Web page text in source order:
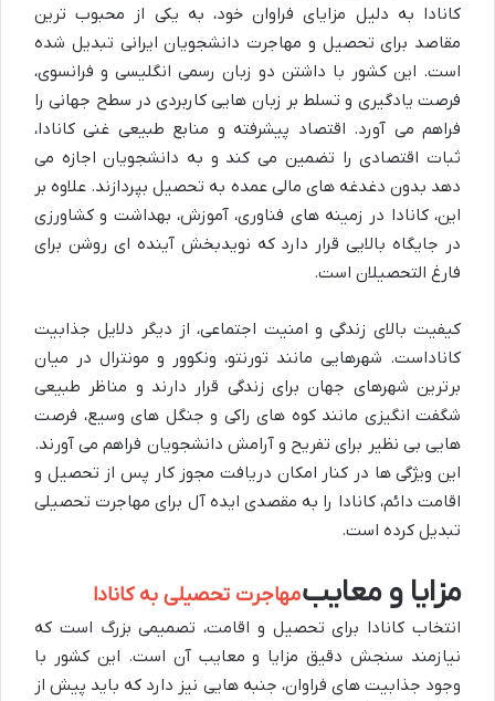
کانادا به دلیل مزایای فراوان خود، به یکی از محبوب ترین
مقاصد برای تحصیل و مهاجرت دانشجویان ایرانی تبدیل شده
است. این کشور با داشتن دو زبان رسمی انگلیسی و فرانسوی،
فرصت یادگیری و تسلط بر زبان هایی کاربردی در سطح جهانی را
فراهم می آورد. اقتصاد پیشرفته و منابع طبیعی غنی کانادا،
ثبات اقتصادی را تضمین می کند و به دانشجویان اجازه می
دهد بدون دغدغه های مالی عمده به تحصیل بپردازند. علاوه بر
این، کانادا در زمینه های فناوری، آموزش، بهداشت و کشاورزی
در جایگاه بالایی قرار دارد که نویدبخش آینده ای روشن برای
فارغ التحصیلان است.
کیفیت بالای زندگی و امنیت اجتماعی، از دیگر دلایل جذابیت
کاناداست. شهرهایی مانند تورنتو، ونکوور و مونترال در میان
برترین شهرهای جهان برای زندگی قرار دارند و مناظر طبیعی
شگفت انگیزی مانند کوه های راکی و جنگل های وسیع، فرصت
هایی بی نظیر برای تفریح و آرامش دانشجویان فراهم می آورند.
این ویژگی ها در کنار امکان دریافت مجوز کار پس از تحصیل و
اقامت دائم، کانادا را به مقصدی ایده آل برای مهاجرت تحصیلی
تبدیل کرده است.
مزایا و معایبمهاجرت تحصیلی به کانادا
انتخاب کانادا برای تحصیل و اقامت، تصمیمی بزرگ است که
نیازمند سنجش دقیق مزایا و معایب آن است. این کشور با
وجود جذابیت های فراوان، جنبه هایی نیز دارد که باید پیش از